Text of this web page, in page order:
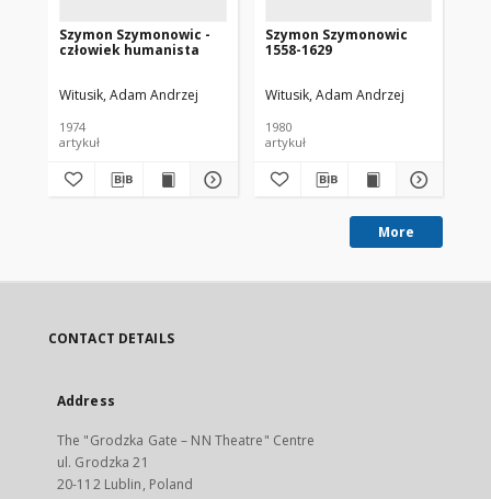
Szymon Szymonowic -
człowiek humanista
Witusik, Adam Andrzej
1974
artykuł
Szymon Szymonowic
1558-1629
Witusik, Adam Andrzej
1980
artykuł
More
CONTACT DETAILS
Address
The "Grodzka Gate – NN Theatre" Centre
ul. Grodzka 21
20-112 Lublin, Poland